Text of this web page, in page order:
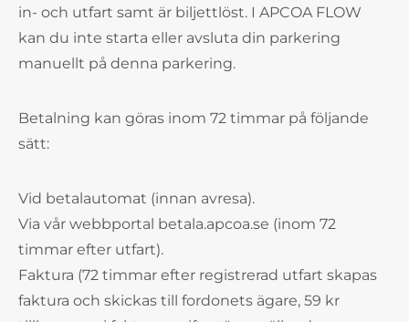
in- och utfart samt är biljettlöst. I APCOA FLOW
kan du inte starta eller avsluta din parkering
manuellt på denna parkering.
Betalning kan göras inom 72 timmar på följande
sätt:
Vid betalautomat (innan avresa).
Via vår webbportal betala.apcoa.se (inom 72
timmar efter utfart).
Faktura (72 timmar efter registrerad utfart skapas
faktura och skickas till fordonets ägare, 59 kr